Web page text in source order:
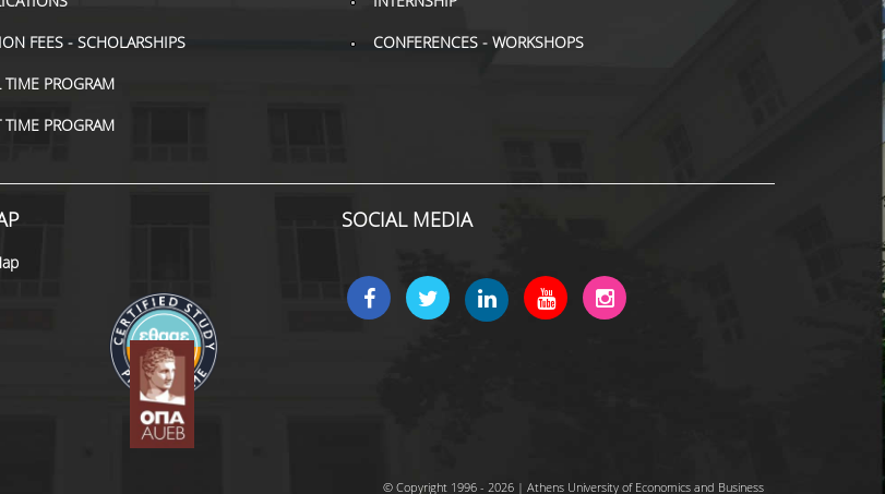
FEES - SCHOLARSHIPS
TIME PROGRAM
TIME PROGRAM
CONFERENCES - WORKSHOPS
SOCIAL MEDIA
© Copyright 1996 - 2026 | Athens University of Economics and Business